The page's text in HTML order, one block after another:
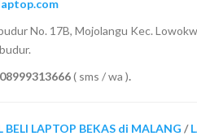
No. 17B, Mojolangu Kec.
08999313666( sms / wa ).
BELI LAPTOP BEKAS di MALANG /